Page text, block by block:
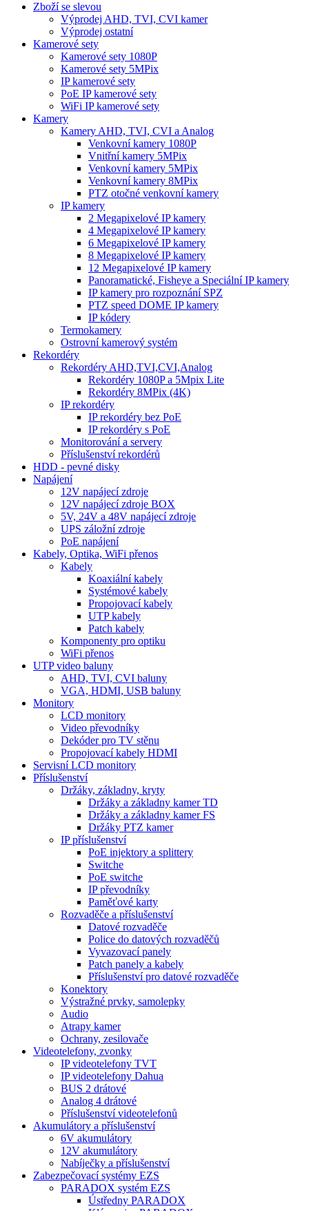
Zboží se slevou
Výprodej AHD, TVI, CVI kamer
Výprodej ostatní
Kamerové sety
Kamerové sety 1080P
Kamerové sety 5MPix
IP kamerové sety
PoE IP kamerové sety
WiFi IP kamerové sety
Kamery
Kamery AHD, TVI, CVI a Analog
Venkovní kamery 1080P
Vnitřní kamery 5MPix
Venkovní kamery 5MPix
Venkovní kamery 8MPix
PTZ otočné venkovní kamery
IP kamery
2 Megapixelové IP kamery
4 Megapixelové IP kamery
6 Megapixelové IP kamery
8 Megapixelové IP kamery
12 Megapixelové IP kamery
Panoramatické, Fisheye a Speciální IP kamery
IP kamery pro rozpoznání SPZ
PTZ speed DOME IP kamery
IP kódery
Termokamery
Ostrovní kamerový systém
Rekordéry
Rekordéry AHD,TVI,CVI,Analog
Rekordéry 1080P a 5Mpix Lite
Rekordéry 8MPix (4K)
IP rekordéry
IP rekordéry bez PoE
IP rekordéry s PoE
Monitorování a servery
Příslušenství rekordérů
HDD - pevné disky
Napájení
12V napájecí zdroje
12V napájecí zdroje BOX
5V, 24V a 48V napájecí zdroje
UPS záložní zdroje
PoE napájení
Kabely, Optika, WiFi přenos
Kabely
Koaxiální kabely
Systémové kabely
Propojovací kabely
UTP kabely
Patch kabely
Komponenty pro optiku
WiFi přenos
UTP video baluny
AHD, TVI, CVI baluny
VGA, HDMI, USB baluny
Monitory
LCD monitory
Video převodníky
Dekóder pro TV stěnu
Propojovací kabely HDMI
Servisní LCD monitory
Příslušenství
Držáky, základny, kryty
Držáky a základny kamer TD
Držáky a základny kamer FS
Držáky PTZ kamer
IP příslušenství
PoE injektory a splittery
Switche
PoE switche
IP převodníky
Paměťové karty
Rozvaděče a příslušenství
Datové rozvaděče
Police do datových rozvaděčů
Vyvazovací panely
Patch panely a kabely
Příslušenství pro datové rozvaděče
Konektory
Výstražné prvky, samolepky
Audio
Atrapy kamer
Ochrany, zesilovače
Videotelefony, zvonky
IP videotelefony TVT
IP videotelefony Dahua
BUS 2 drátové
Analog 4 drátové
Příslušenství videotelefonů
Akumulátory a příslušenství
6V akumulátory
12V akumulátory
Nabíječky a příslušenství
Zabezpečovací systémy EZS
PARADOX systém EZS
Ústředny PARADOX